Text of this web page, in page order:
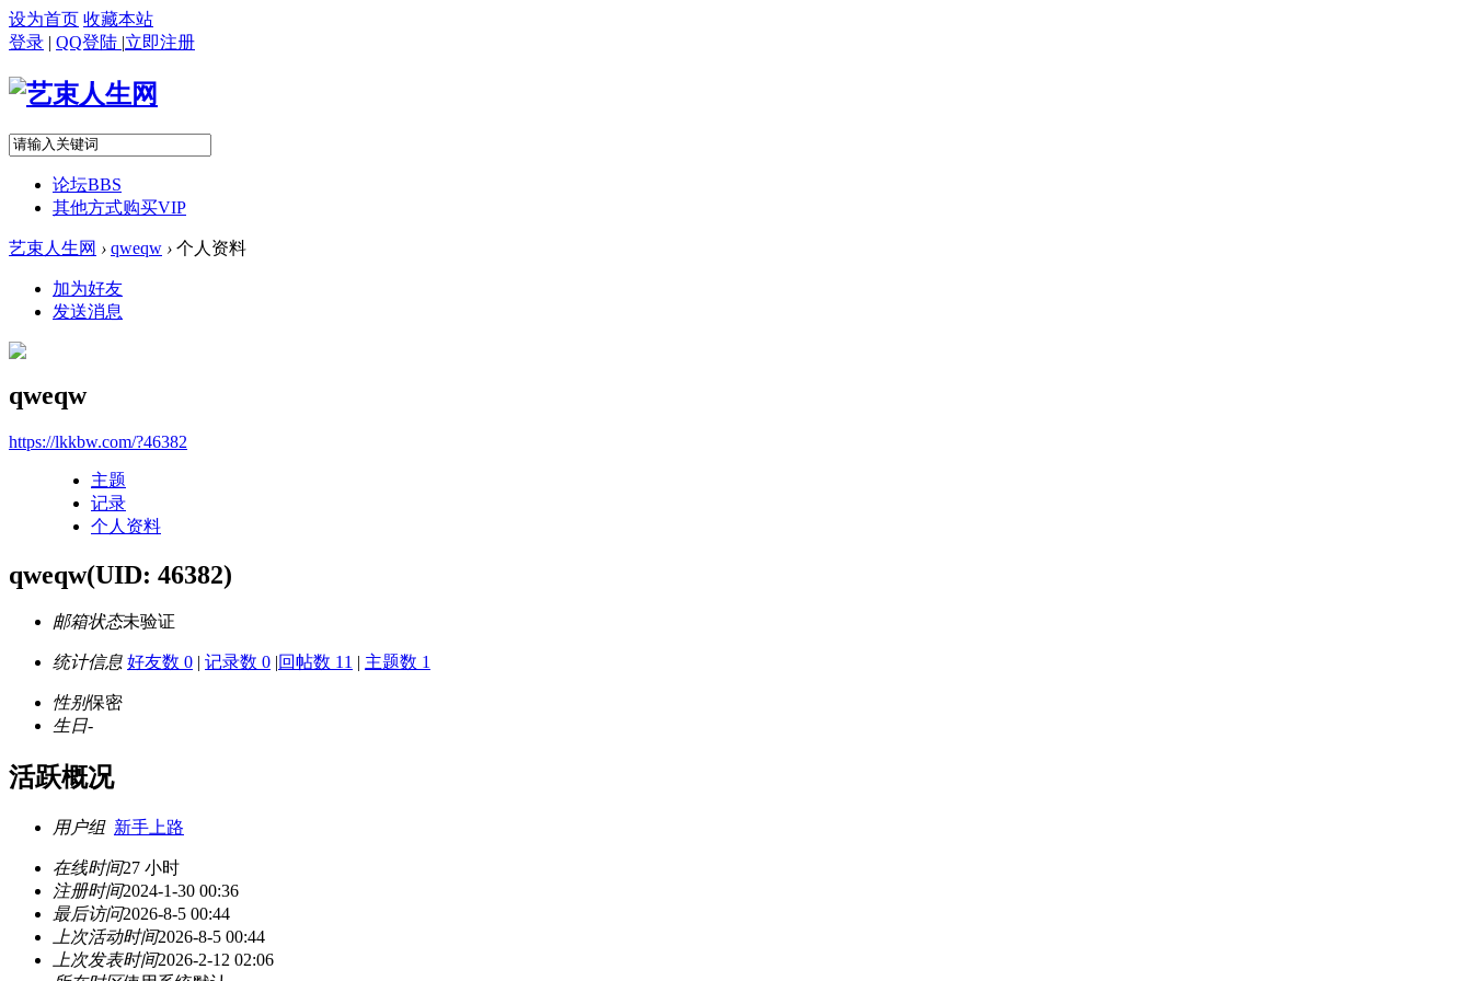
设为首页 收藏本站
登录 | QQ登陆 |立即注册
论坛BBS
其他方式购买VIP
艺束人生网 › qweqw › 个人资料
加为好友
发送消息
qweqw
https://lkkbw.com/?46382
主题
记录
个人资料
qweqw(UID: 46382)
邮箱状态未验证
统计信息 好友数 0 | 记录数 0 |回帖数 11 | 主题数 1
性别保密
生日-
活跃概况
用户组 新手上路
在线时间27 小时
注册时间2024-1-30 00:36
最后访问2026-8-5 00:44
上次活动时间2026-8-5 00:44
上次发表时间2026-2-12 02:06